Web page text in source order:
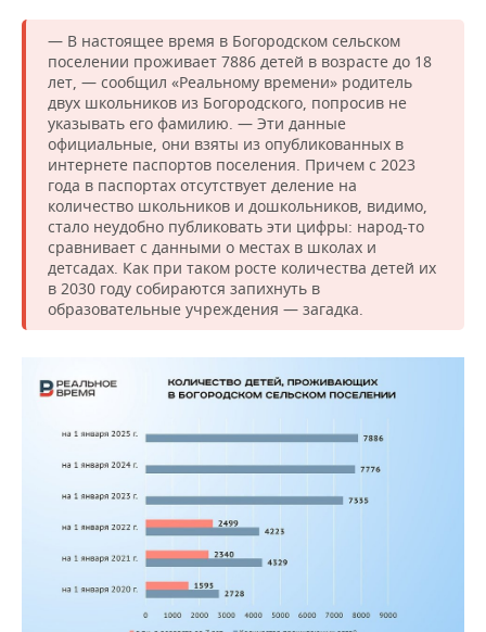
— В настоящее время в Богородском сельском
поселении проживает 7886 детей в возрасте до 18
лет, — сообщил «Реальному времени» родитель
двух школьников из Богородского, попросив не
указывать его фамилию. — Эти данные
официальные, они взяты из опубликованных в
интернете паспортов поселения. Причем с 2023
года в паспортах отсутствует деление на
количество школьников и дошкольников, видимо,
стало неудобно публиковать эти цифры: народ-то
сравнивает с данными о местах в школах и
детсадах. Как при таком росте количества детей их
в 2030 году собираются запихнуть в
образовательные учреждения — загадка.